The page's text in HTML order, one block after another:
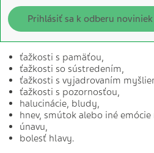
Prihlásiť sa k odberu noviniek
ťažkosti s pamäťou,
ťažkosti so sústredením,
ťažkosti s vyjadrovaním
ťažkosti s pozornosťou,
halucinácie, bludy,
hnev, smútok alebo iné
únavu,
bolesť hlavy.